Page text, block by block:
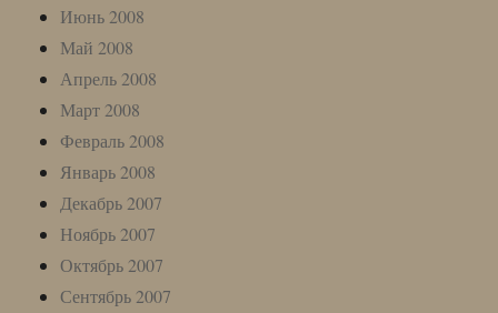
Июнь 2008
Май 2008
Апрель 2008
Март 2008
Февраль 2008
Январь 2008
Декабрь 2007
Ноябрь 2007
Октябрь 2007
Сентябрь 2007